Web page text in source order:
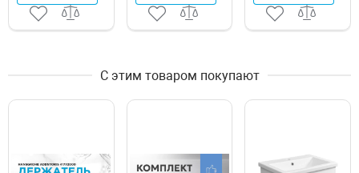
С этим товаром покупают